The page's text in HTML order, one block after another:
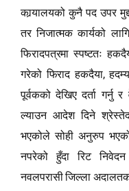
कार्‍यालयको कुनै पद उपर
तर निजात्मक कार्यको
फिरादपत्रमा स्पष्टतः
गरेको फिराद हकदैया,
पूर्वकको देखिए दर्ता गर्नु
ल्याउन आदेश दिने
भएकोले सोही अनुरुप
नपरेको हुँदा रिट
नवलपरासी जिल्ला